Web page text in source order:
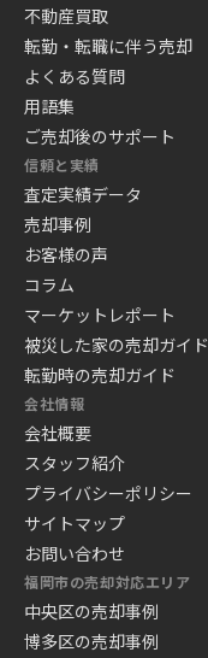
不動産買取
転勤・転職に伴う売却
よくある質問
用語集
ご売却後のサポート
信頼と実績
査定実績データ
売却事例
お客様の声
コラム
マーケットレポート
被災した家の売却ガイド
転勤時の売却ガイド
会社情報
会社概要
スタッフ紹介
プライバシーポリシー
サイトマップ
お問い合わせ
福岡市の売却対応エリア
中央区の売却事例
博多区の売却事例